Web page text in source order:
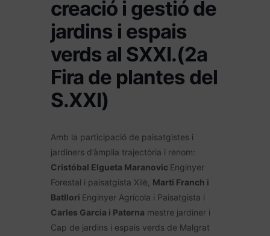
creació i gestió de
jardins i espais
verds al SXXI.(2a
Fira de plantes del
S.XXI)
Amb la participació de paisatgistes i
jardiners d’àmplia trajectòria i renom:
Cristóbal Elgueta Maranovic Enginyer
Forestal i paisatgista Xilè, Marti Franch i
Batllori Enginyer Agrícola i Paisatgista i
Carles Garcia i Paterna mestre jardiner i
Cap de jardins i espais verds de Malgrat